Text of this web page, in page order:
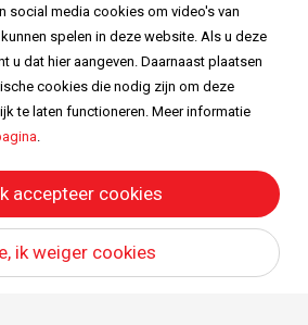
reserved © Vredo 2026.
social media cookies om video's van
spelen in deze website. Als u deze
u dat hier aangeven. Daarnaast plaatsen
cookies die nodig zijn om deze
te laten functioneren. Meer informatie
.
accepteer cookies
ik weiger cookies